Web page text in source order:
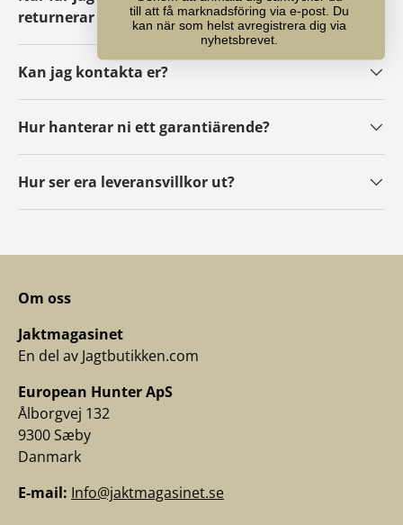
returnerar ett paket?
Kan jag kontakta er?
Hur hanterar ni ett garantiärende?
Hur ser era leveransvillkor ut?
Om oss
Jaktmagasinet
En del av Jagtbutikken.com
European Hunter ApS
Ålborgvej 132
9300 Sæby
Danmark
E-mail: Info@jaktmagasinet.se
till att få marknadsföring via e-post. Du
kan när som helst avregistrera dig via
nyhetsbrevet.